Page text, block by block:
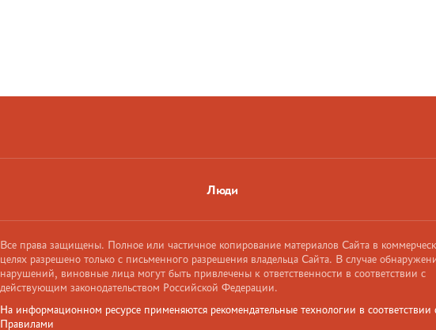
Люди
Все права защищены. Полное или частичное копирование материалов Сайта в
целях разрешено только с письменного разрешения владельца Сайта. В случае
нарушений, виновные лица могут быть привлечены к ответственности в соответствии с
действующим законодательством Российской Федерации.
На информационном ресурсе применяются рекомендательные технологии в соответствии
Правилами